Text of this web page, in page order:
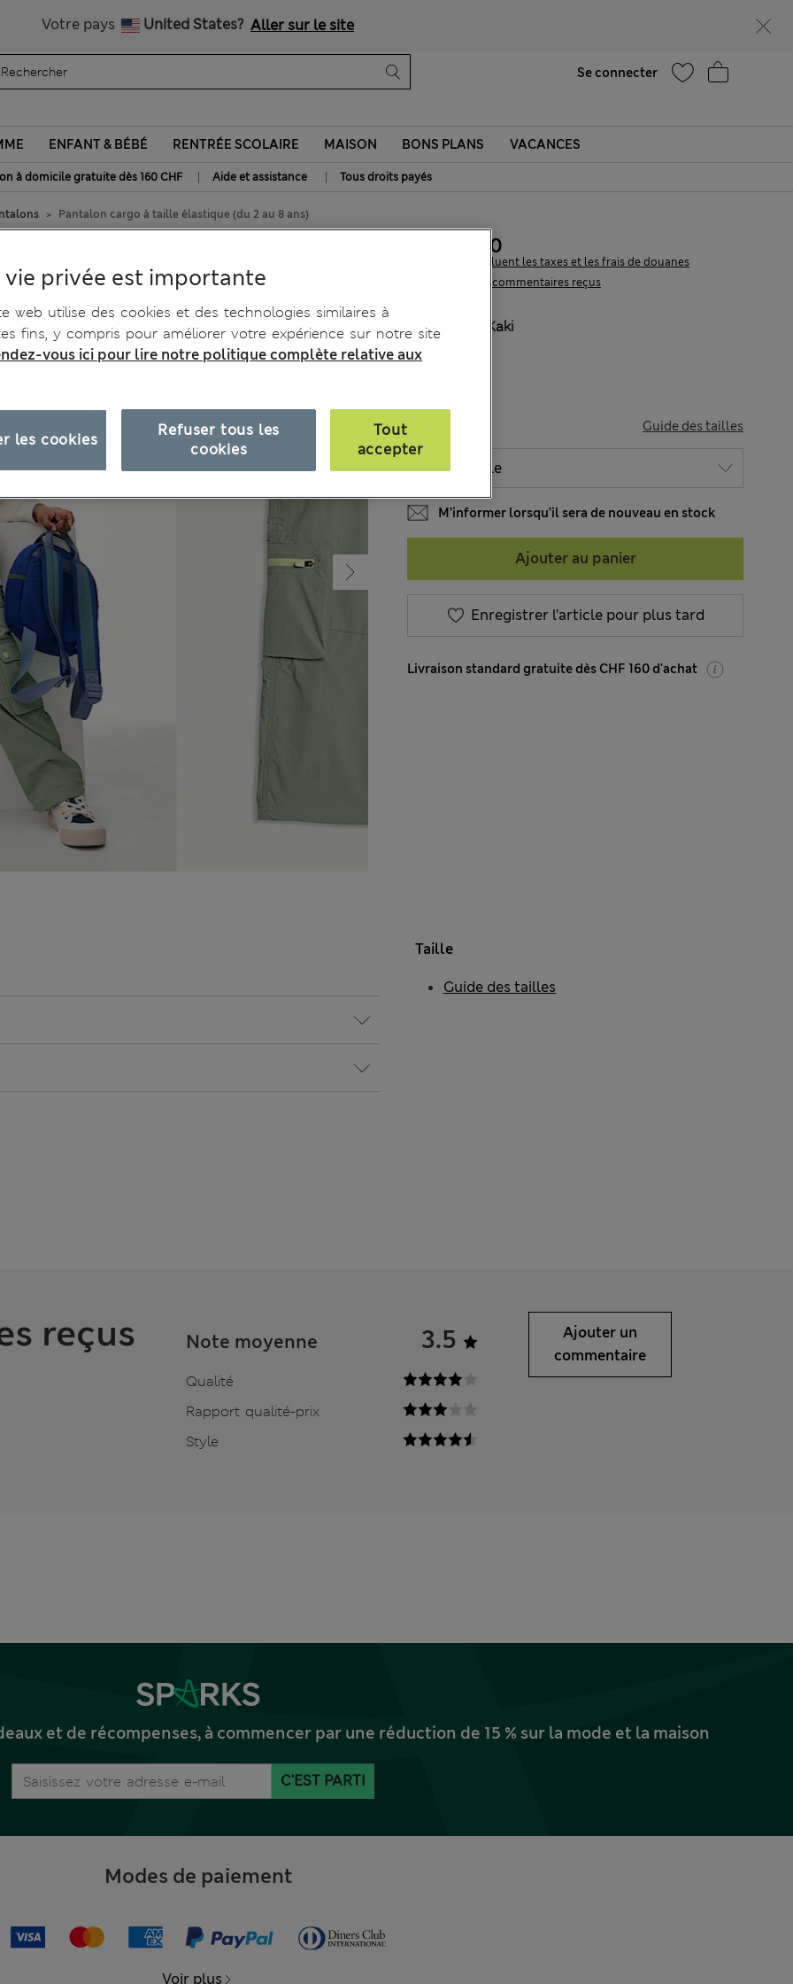
Votre pays United States? Aller sur le site
Se connecter
ENFANT & BÉBÉ RENTRÉE SCOLAIRE MAISON BONS PLANS VACANCES
à domicile gratuite dès 160 CHF | Aide et assistance | Tous droits payés
Pantalon cargo à taille élastique (du 2 au 8 ans)
(du 2 au 8 ans) 2 les commentaires reçus
CHF30.90
Tous les prix incluent les taxes et les frais de douanes
COULEUR: Kaki
Guide des tailles
M’informer lorsqu’il sera de nouveau en stock
Ajouter au panier
Enregistrer l’article pour plus tard
Livraison standard gratuite dès CHF 160 d'achat
Taille
Guide des tailles
reçus Note moyenne 3.5
Qualité
Rapport qualité-prix
Style
Ajouter un
commentaire
et de récompenses, à commencer par une réduction de 15 % sur la mode et la maison
C'EST PARTI
Modes de paiement
Voir plus
vie privée est importante
web utilise des cookies et des technologies similaires à
fins, y compris pour améliorer votre expérience sur notre site
vous ici pour lire notre politique complète relative aux
Refuser tous les
cookies
Tout
accepter
les cookies